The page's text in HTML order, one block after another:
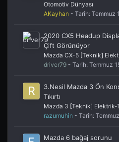
Otomotiv Dünyası
AKayhan - Tarih: Temmuz
2020 CX5 Headup
Çift Görünüyor
Mazda CX-5 [Teknik]
driver79 - Tarih: Temmuz
3.Nesil Mazda 3 Ön
Tıkırtı
Mazda 3 [Teknik]
razumuhin - Tarih:
Mazda 6 bağaj sorunu